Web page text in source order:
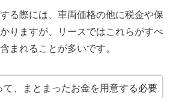
る際には、車両価格の他に税金や保
りますが、リースではこれらがすべ
まれることが多いです。
て、まとまったお金を用意する必要